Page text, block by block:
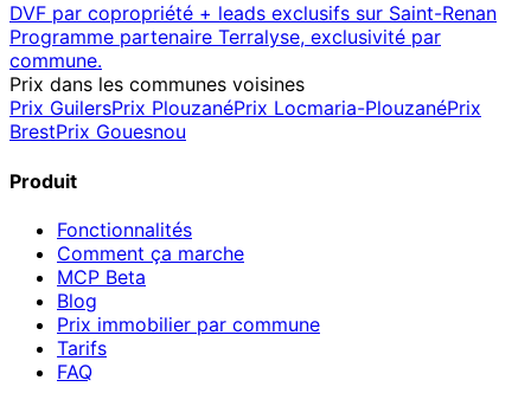
DVF par copropriété + leads exclusifs sur Saint-Renan
Programme partenaire Terralyse, exclusivité par
commune.
Prix dans les communes voisines
Prix GuilersPrix PlouzanéPrix Locmaria-PlouzanéPrix
BrestPrix Gouesnou
Produit
Fonctionnalités
Comment ça marche
MCP Beta
Blog
Prix immobilier par commune
Tarifs
FAQ